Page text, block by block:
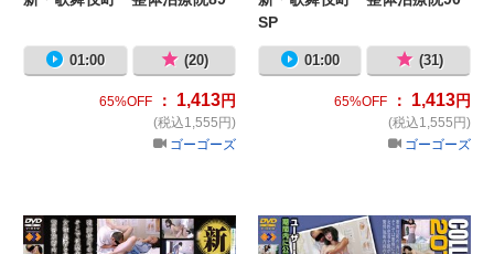
01:00 (20)
65%OFF ： 1,413円
(税込1,555円)
ゴーゴーズ
SP
01:00 (31)
65%OFF： 1,413円
(税込1,555円)
ゴーゴーズ
新・歌舞伎町 整体治療院82 新